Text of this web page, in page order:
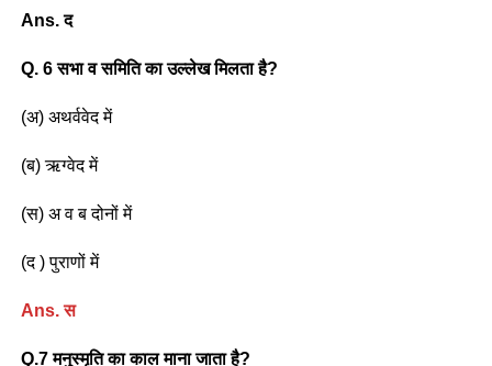
Ans. द
Q. 6 सभा व समिति का उल्लेख मिलता है?
(अ) अथर्ववेद में
(ब) ऋग्वेद में
(स) अ व ब दोनों में
(द ) पुराणों में
Ans. स
Q.7 मनुस्मृति का काल माना जाता है?